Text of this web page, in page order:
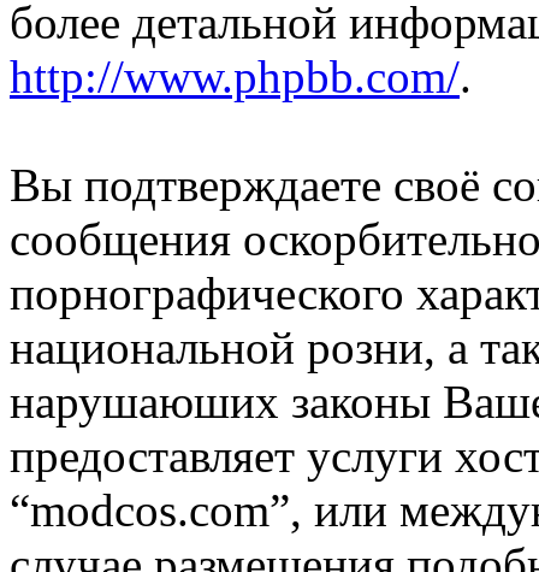
более детальной
http://www.phpbb.com/.
Вы подтверждаете своё
сообщения
порнографического
национальной розни, а
нарушаюших законы
предоставляет услуги
“modcos.com”, или